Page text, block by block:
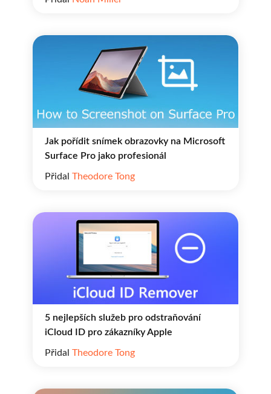
Jak pořídit snímek obrazovky na Microsoft
Surface Pro jako profesionál
Přidal Theodore Tong
5 nejlepších služeb pro odstraňování
iCloud ID pro zákazníky Apple
Přidal Theodore Tong